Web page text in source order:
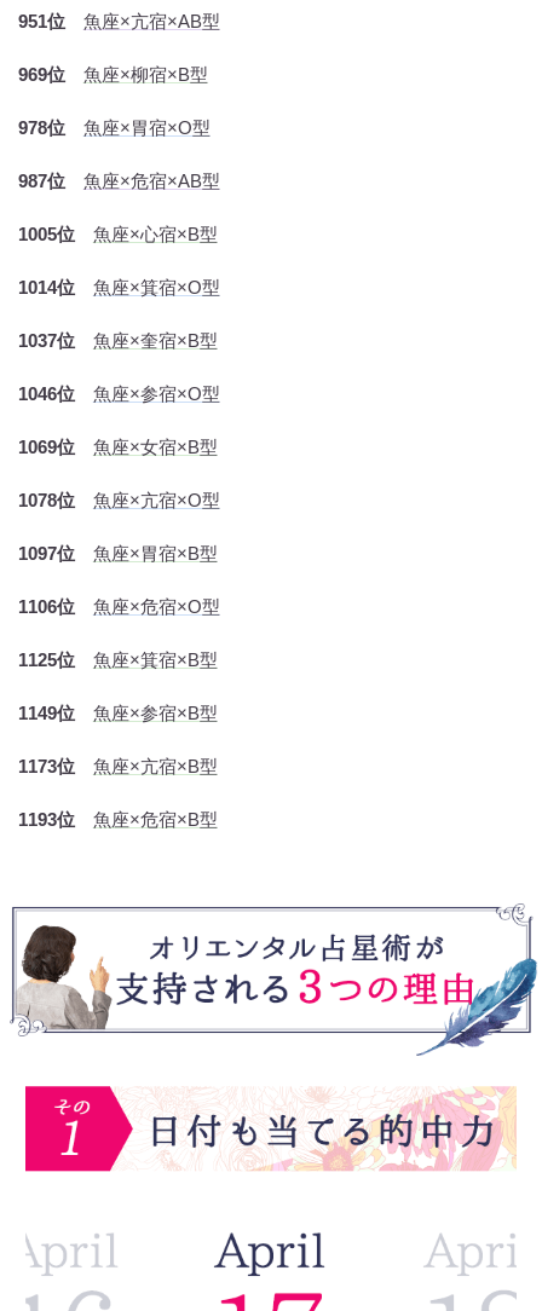
951位 魚座×亢宿×AB型
969位 魚座×柳宿×B型
978位 魚座×胃宿×O型
987位 魚座×危宿×AB型
1005位 魚座×心宿×B型
1014位 魚座×箕宿×O型
1037位 魚座×奎宿×B型
1046位 魚座×参宿×O型
1069位 魚座×女宿×B型
1078位 魚座×亢宿×O型
1097位 魚座×胃宿×B型
1106位 魚座×危宿×O型
1125位 魚座×箕宿×B型
1149位 魚座×参宿×B型
1173位 魚座×亢宿×B型
1193位 魚座×危宿×B型